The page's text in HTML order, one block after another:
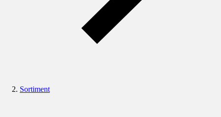
Sortiment